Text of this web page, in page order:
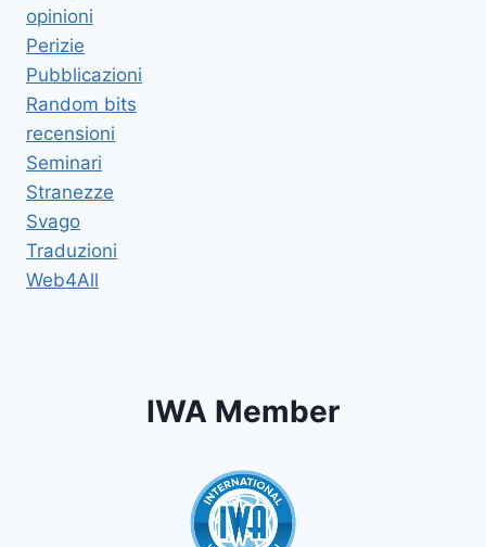
opinioni
Perizie
Pubblicazioni
Random bits
recensioni
Seminari
Stranezze
Svago
Traduzioni
Web4All
IWA Member